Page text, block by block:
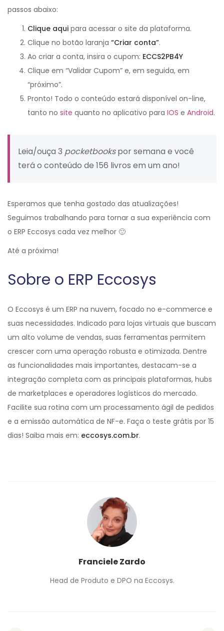
passos abaixo:
Clique aqui para acessar o site da plataforma.
Clique no botão laranja “Criar conta”.
Ao criar a conta, insira o cupom: ECCS2PB4Y
Clique em “Validar Cupom” e, em seguida, em
“próximo”.
Pronto! Todo o conteúdo estará disponível on-line,
tanto no site quanto no aplicativo para IOS e Android.
Leia/ouça 3 pocketbookspor semana e você
terá o conteúdo de 156 livros em um ano!
Esperamos que tenha gostado das atualizações!
Seguimos trabalhando para tornar a sua experiência com
o ERP Eccosys cada vez melhor 🙂
Até a próxima!
Sobre o ERP Eccosys
O Eccosys é um ERP na nuvem, focado no e-commerce e
suas necessidades. Indicado para lojas virtuais que buscam
um alto volume de vendas, suas ferramentas permitem
crescer com uma operação robusta e otimizada. Dentre
as funcionalidades mais importantes, destacam-se a
integração completa com as principais plataformas, hubs
de marketplaces e operadores logísticos do mercado.
Facilite sua rotina com um processamento ágil de pedidos
e a emissão automática de NF-e. Faça o teste grátis por 15
dias! Saiba mais em: eccosys.com.br.
Franciele Zardo
Head de Produto e DPO na Eccosys.